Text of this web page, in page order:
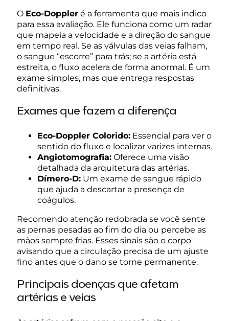
O Eco-Doppler é a ferramenta que mais indico
para essa avaliação. Ele funciona como um radar
que mapeia a velocidade e a direção do sangue
em tempo real. Se as válvulas das veias falham,
o sangue “escorre” para trás; se a artéria está
estreita, o fluxo acelera de forma anormal. É um
exame simples, mas que entrega respostas
definitivas.
Exames que fazem a diferença
Eco-Doppler Colorido: Essencial para ver o
sentido do fluxo e localizar varizes internas.
Angiotomografia: Oferece uma visão
detalhada da arquitetura das artérias.
Dímero-D: Um exame de sangue rápido
que ajuda a descartar a presença de
coágulos.
Recomendo atenção redobrada se você sente
as pernas pesadas ao fim do dia ou percebe as
mãos sempre frias. Esses sinais são o corpo
avisando que a circulação precisa de um ajuste
fino antes que o dano se torne permanente.
Principais doenças que afetam
artérias e veias